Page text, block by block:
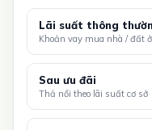
Lãi suất thông
Khoản vay mua nhà / đất ở
Sau ưu đãi
Thả nổi theo lãi suất cơ sở